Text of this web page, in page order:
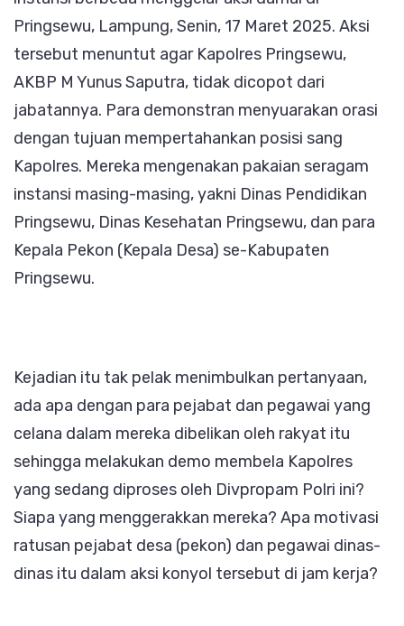
serta
Kades
Kabupaten
Pringsewu
Lakukan
Demo
Pringsewu, Lampung, Senin, 17 Maret 2025. Aksi
tersebut menuntut agar Kapolres Pringsewu,
AKBP M Yunus Saputra, tidak dicopot dari
jabatannya. Para demonstran menyuarakan orasi
dengan tujuan mempertahankan posisi sang
Kapolres. Mereka mengenakan pakaian seragam
instansi masing-masing, yakni Dinas Pendidikan
Pringsewu, Dinas Kesehatan Pringsewu, dan para
Kepala Pekon (Kepala Desa) se-Kabupaten
Pringsewu.
Kejadian itu tak pelak menimbulkan pertanyaan,
ada apa dengan para pejabat dan pegawai yang
celana dalam mereka dibelikan oleh rakyat itu
sehingga melakukan demo membela Kapolres
yang sedang diproses oleh Divpropam Polri ini?
Siapa yang menggerakkan mereka? Apa motivasi
ratusan pejabat desa (pekon) dan pegawai dinas-
dinas itu dalam aksi konyol tersebut di jam kerja?